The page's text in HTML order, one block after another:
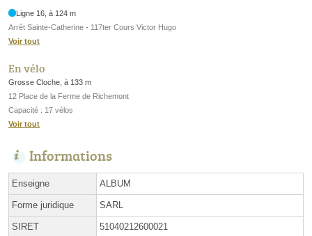
Ligne 16, à 124 m
Arrêt Sainte-Catherine - 117ter Cours Victor Hugo
Voir tout
En vélo
Grosse Cloche, à 133 m
12 Place de la Ferme de Richemont
Capacité : 17 vélos
Voir tout
Informations
Enseigne ALBUM
Forme juridique SARL
SIRET 51040212600021